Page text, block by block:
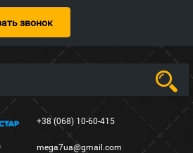
звонок
+38 (068) 10-60-415
mega7ua@gmail.com